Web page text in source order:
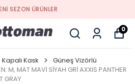
SEZON ÜRÜNLER
0
Kapalı Kask
Güneş Vizörlü
M, MAT MAVİ SİYAH GRİ AXXIS PANTHER
GRAY